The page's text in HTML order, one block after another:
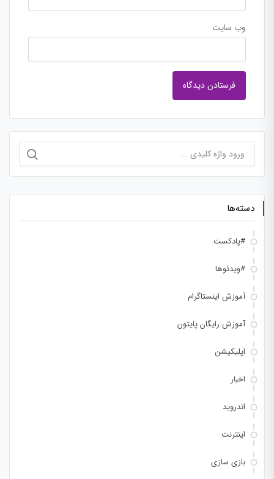
وب‌ سایت
برای:
دسته‌ها
#پادکست
#ویدئوها
آموزش اینستاگرام
آموزش رایگان پایتون
اپلیکیشن
اخبار
اندروید
اینترنت
بازی سازی